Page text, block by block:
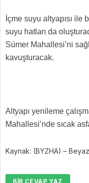
İçme suyu altyapısı
suyu hatları da
Sümer Mahallesi’ni
kavuşturacak.
Altyapı yenileme
Mahallesi’nde sıcak
Kaynak: (BYZHA) –
BIR CEVAP YAZ